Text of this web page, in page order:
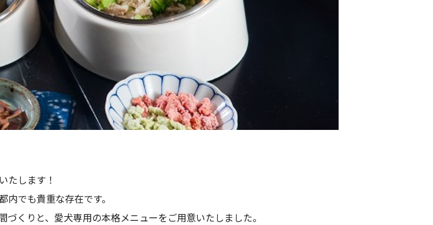
たします！
でも貴重な存在です。
くりと、愛犬専用の本格メニューをご用意いたしました。